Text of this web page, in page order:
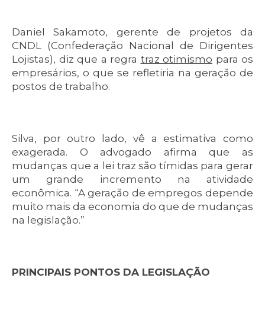
Daniel Sakamoto, gerente de projetos da
CNDL (Confederação Nacional de Dirigentes
Lojistas), diz que a regra traz otimismo para os
empresários, o que se refletiria na geração de
postos de trabalho.
Silva, por outro lado, vê a estimativa como
exagerada. O advogado afirma que as
mudanças que a lei traz são tímidas para gerar
um grande incremento na atividade
econômica. “A geração de empregos depende
muito mais da economia do que de mudanças
na legislação.”
PRINCIPAIS PONTOS DA LEGISLAÇÃO